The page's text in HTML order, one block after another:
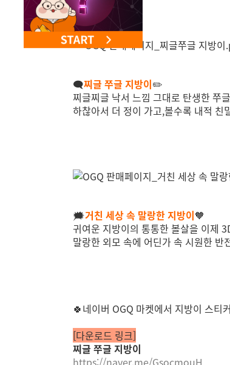
🗨️찌글 쭈글 지방이✏️
찌글찌글 낙서 느낌 그대로 탄생한 쭈
하찮아서 더 정이 가고,볼수록 내적 친
🗯️거친 세상 속 말랑한 지방이🧡
귀여운 지방이의 통통한 볼살을 이제
말랑한 외모 속에 어딘가 속 시원한 반
🍀네이버 OGQ 마켓에서 지방이 스티
[다운로드 링크]
찌글 쭈글 지방이
https://naver.me/GsocmouH